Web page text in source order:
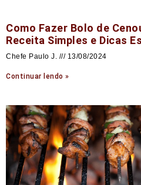
Como Fazer Bolo de
Receita Simples e Dicas
Chefe Paulo J. 13/08/2024
Continuar lendo »